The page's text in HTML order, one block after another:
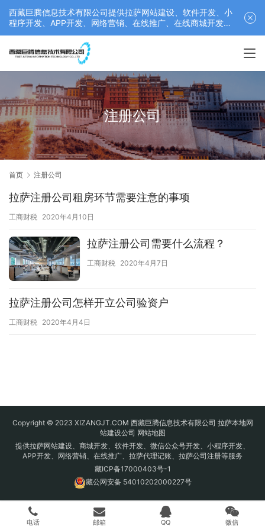
西藏巨腾信息技术有限公司提供拉萨网站建设、软件开发、小
程序开发、APP开发、网络营销、在线推广、在线商城开发等
服务，联系电话： 17689511878
注册公司
首页 注册公司
拉萨注册公司租房环节需要注意的事项
工商财税 2020年4月10日
拉萨注册公司需要什么流程？
工商财税 2020年4月7日
拉萨注册公司怎样开立公司验资户
工商财税 2020年4月4日
Copyright © 2023 XIZANGJT.COM 西藏巨腾信息技术有限公司 拉萨本地网
站建设公司 网站地图
提供拉萨网站建设、商城开发、软件开发、微信公众号开发、小程序开发、
APP开发、网络营销、在线推广、拉萨代理记账、拉萨公司注册等服务
藏ICP备17000403号-1
藏公网安备 54010202000227号
电话 邮箱 QQ 微信